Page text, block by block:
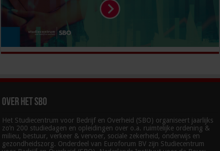
Over het SBO
Het Studiecentrum voor Bedrijf en Overheid (SBO) organiseert jaarlijks
zo’n 200 studiedagen en opleidingen over o.a. ruimtelijke ordening &
milieu, bestuur, verkeer & vervoer, sociale zekerheid, onderwijs en
gezondheidszorg. Onderdeel van Euroforum BV zijn Studiecentrum